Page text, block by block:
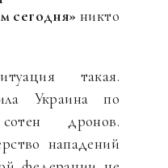
сегодня» никто
такая.
Украина по
дронов.
нападений